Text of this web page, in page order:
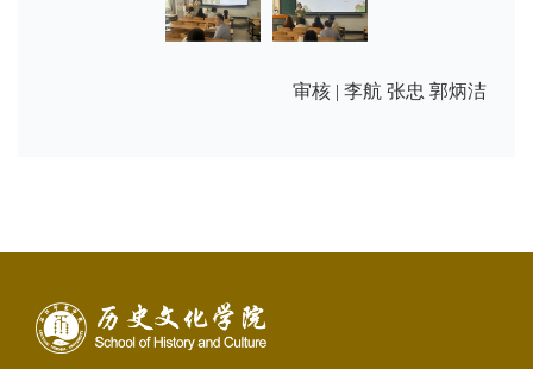
审核 | 李航 张忠 郭炳洁